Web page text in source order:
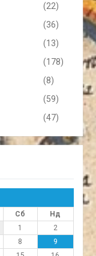
(22)
(36)
(13)
(178)
(8)
(59)
(47)
Сб
Нд
1
2
8
9